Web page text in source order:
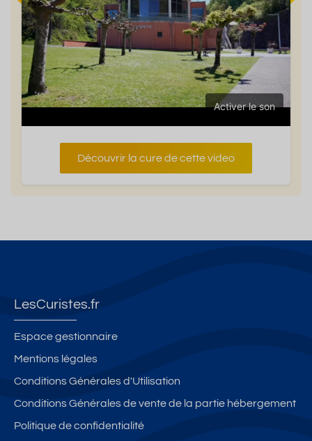
Activer le son
Découvrir la cure de cette video
LesCuristes.fr
Espace gestionnaire
Mentions légales
Conditions Générales d'Utilisation
Conditions Générales de vente de la partie hébergement
Politique de confidentialité